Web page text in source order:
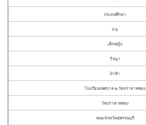
ประถมศึกษา
ป.๖
เด็กหญิง
วีรญา
บัวขำ
โรงเรียนเทศบาล ๒ วัดปราสาททอง
วัดปราสาททอง
คณะจังหวัดสุพรรณบุรี